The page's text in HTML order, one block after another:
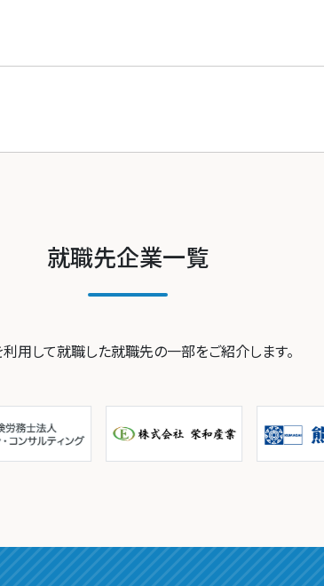
就職先企業一覧
用して就職した就職先の一部をご紹介します。